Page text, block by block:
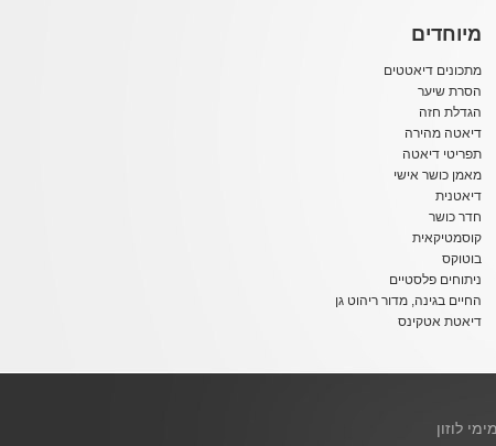
מיוחדים
מתכונים דיאטטים
הסרת שיער
הגדלת חזה
דיאטה מהירה
תפריטי דיאטה
מאמן כושר אישי
דיאטנית
חדר כושר
קוסמטיקאית
בוטוקס
ניתוחים פלסטיים
החיים בגינה, מדור ריהוט גן
דיאטת אטקינס
מימי לוזון